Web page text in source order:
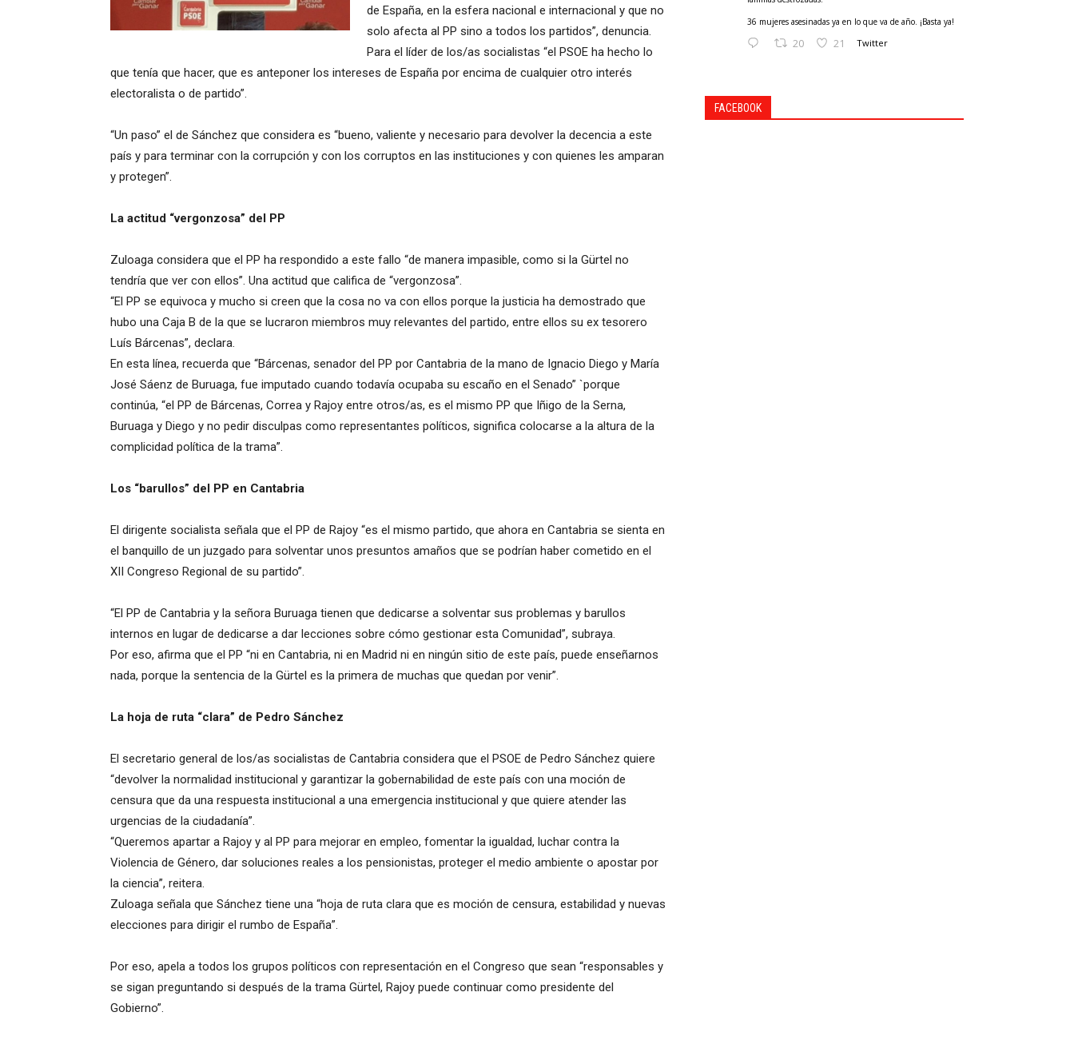
de España, en la esfera nacional e internacional y que no
solo afecta al PP sino a todos los partidos”, denuncia.
Para el líder de los/as socialistas “el PSOE ha hecho lo
que tenía que hacer, que es anteponer los intereses de España por encima de cualquier otro interés
electoralista o de partido”.
“Un paso” el de Sánchez que considera es “bueno, valiente y necesario para devolver la decencia a este
país y para terminar con la corrupción y con los corruptos en las instituciones y con quienes les amparan
y protegen”.
La actitud “vergonzosa” del PP
Zuloaga considera que el PP ha respondido a este fallo “de manera impasible, como si la Gürtel no
tendría que ver con ellos”. Una actitud que califica de “vergonzosa”.
“El PP se equivoca y mucho si creen que la cosa no va con ellos porque la justicia ha demostrado que
hubo una Caja B de la que se lucraron miembros muy relevantes del partido, entre ellos su ex tesorero
Luís Bárcenas”, declara.
En esta línea, recuerda que “Bárcenas, senador del PP por Cantabria de la mano de Ignacio Diego y María
José Sáenz de Buruaga, fue imputado cuando todavía ocupaba su escaño en el Senado” `porque
continúa, “el PP de Bárcenas, Correa y Rajoy entre otros/as, es el mismo PP que Iñigo de la Serna,
Buruaga y Diego y no pedir disculpas como representantes políticos, significa colocarse a la altura de la
complicidad política de la trama”.
Los “barullos” del PP en Cantabria
El dirigente socialista señala que el PP de Rajoy “es el mismo partido, que ahora en Cantabria se sienta en
el banquillo de un juzgado para solventar unos presuntos amaños que se podrían haber cometido en el
XII Congreso Regional de su partido”.
“El PP de Cantabria y la señora Buruaga tienen que dedicarse a solventar sus problemas y barullos
internos en lugar de dedicarse a dar lecciones sobre cómo gestionar esta Comunidad”, subraya.
Por eso, afirma que el PP “ni en Cantabria, ni en Madrid ni en ningún sitio de este país, puede enseñarnos
nada, porque la sentencia de la Gürtel es la primera de muchas que quedan por venir”.
La hoja de ruta “clara” de Pedro Sánchez
El secretario general de los/as socialistas de Cantabria considera que el PSOE de Pedro Sánchez quiere
“devolver la normalidad institucional y garantizar la gobernabilidad de este país con una moción de
censura que da una respuesta institucional a una emergencia institucional y que quiere atender las
urgencias de la ciudadanía”.
“Queremos apartar a Rajoy y al PP para mejorar en empleo, fomentar la igualdad, luchar contra la
Violencia de Género, dar soluciones reales a los pensionistas, proteger el medio ambiente o apostar por
la ciencia”, reitera.
Zuloaga señala que Sánchez tiene una “hoja de ruta clara que es moción de censura, estabilidad y nuevas
elecciones para dirigir el rumbo de España”.
Por eso, apela a todos los grupos políticos con representación en el Congreso que sean “responsables y
se sigan preguntando si después de la trama Gürtel, Rajoy puede continuar como presidente del
Gobierno”.
36 mujeres asesinadas ya en lo que va de año. ¡Basta ya!
20 21 Twitter
FACEBOOK